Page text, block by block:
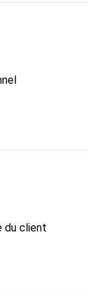
du client